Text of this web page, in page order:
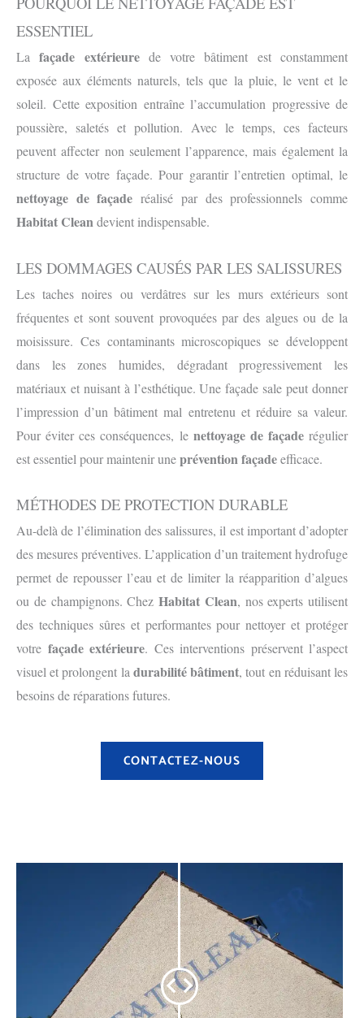
ESSENTIEL
Lafaçade extérieurede votre bâtiment est constamment
exposée aux éléments naturels, tels que la pluie, le vent et le
soleil. Cette exposition entraîne l’accumulation progressive de
poussière, saletés et pollution. Avec le temps, ces facteurs
peuvent affecter non seulement l’apparence, mais également la
structure de votre façade. Pour garantir l’entretien optimal, le
nettoyage de façade réalisé par des professionnels comme
Habitat Cleandevient indispensable.
LES DOMMAGES CAUSÉS PAR LES SALISSURES
Les taches noires ou verdâtres sur les murs extérieurs sont
fréquentes et sont souvent provoquées par des algues ou de la
moisissure. Ces contaminants microscopiques se développent
dans les zones humides, dégradant progressivement les
matériaux et nuisant à l’esthétique. Une façade sale peut donner
l’impression d’un bâtiment mal entretenu et réduire sa valeur.
Pour éviter ces conséquences, le nettoyage de façaderégulier
est essentiel pour maintenir uneprévention façadeefficace.
MÉTHODES DE PROTECTION DURABLE
Au-delà de l’élimination des salissures, il est important d’adopter
des mesures préventives. L’application d’un traitement hydrofuge
permet de repousser l’eau et de limiter la réapparition d’algues
ou de champignons. Chez Habitat Clean, nos experts utilisent
des techniques sûres et performantes pour nettoyer et protéger
votre façade extérieure. Ces interventions préservent l’aspect
visuel et prolongent la durabilité bâtiment, tout en réduisant les
besoins de réparations futures.
CONTACTEZ-NOUS